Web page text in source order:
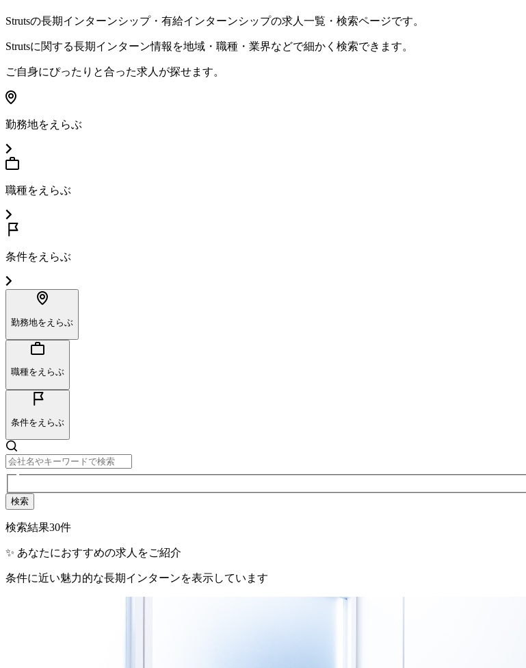
Strutsの長期インターンシップ・有給インターンシップの求人一覧・検索ページです。
Strutsに関する長期インターン情報を地域・職種・業界などで細かく検索できます。
ご自身にぴったりと合った求人が探せます。
勤務地をえらぶ
職種をえらぶ
条件をえらぶ
勤務地をえらぶ
職種をえらぶ
条件をえらぶ
検索
検索結果30件
✨ あなたにおすすめの求人をご紹介
条件に近い魅力的な長期インターンを表示しています